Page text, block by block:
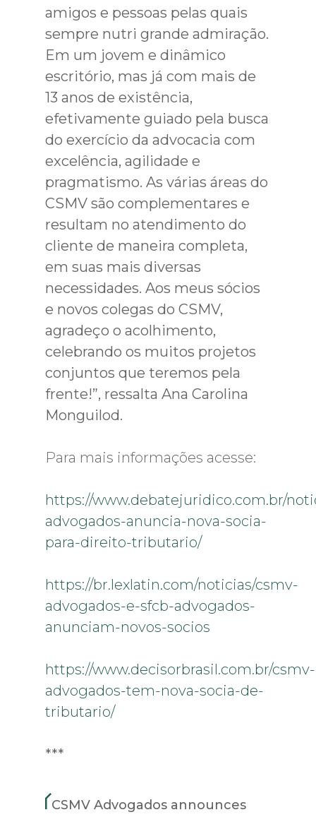
amigos e pessoas pelas quais
sempre nutri grande admiração.
Em um jovem e dinâmico
escritório, mas já com mais de
13 anos de existência,
efetivamente guiado pela busca
do exercício da advocacia com
excelência, agilidade e
pragmatismo. As várias áreas do
CSMV são complementares e
resultam no atendimento do
cliente de maneira completa,
em suas mais diversas
necessidades. Aos meus sócios
e novos colegas do CSMV,
agradeço o acolhimento,
celebrando os muitos projetos
conjuntos que teremos pela
frente!”, ressalta Ana Carolina
Monguilod.
Para mais informações acesse:
https://www.debatejuridico.com.br/
advogados-anuncia-nova-socia-
para-direito-tributario/
https://br.lexlatin.com/noticias/csmv-
advogados-e-sfcb-advogados-
anunciam-novos-socios
https://www.decisorbrasil.com.br/csmv-
advogados-tem-nova-socia-de-
tributario/
***
CSMV Advogados announces